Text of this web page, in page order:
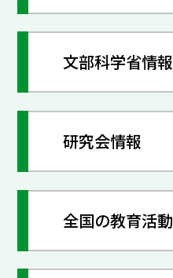
文部科学省情報
研究会情報
全国の教育活動